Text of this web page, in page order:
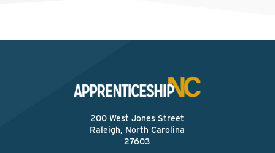
200 West Jones Street
Raleigh, North Carolina
27603